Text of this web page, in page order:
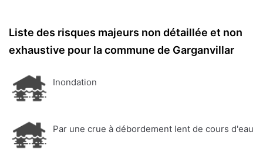
Liste des risques majeurs non détaillée et non
exhaustive pour la commune de Garganvillar
Inondation
Par une crue à débordement lent de cours d'eau